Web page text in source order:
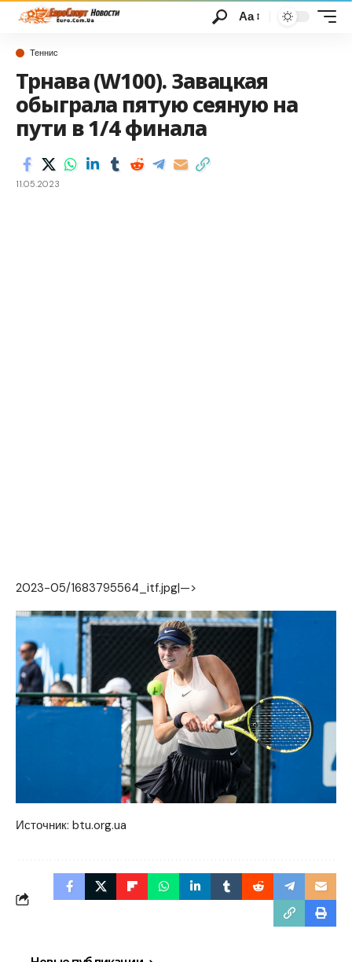
Аа
Теннис
Трнава (W100). Завацкая
обыграла пятую сеяную на
пути в 1/4 финала
11.05.2023
2023-05/1683795564_itf.jpg|—>
Источник: btu.org.ua